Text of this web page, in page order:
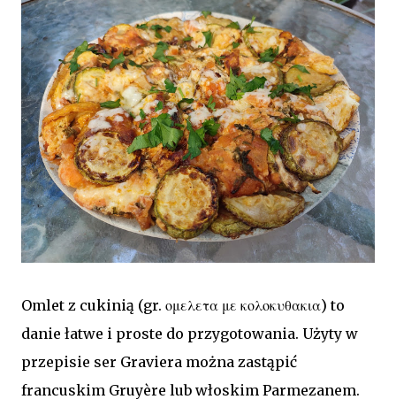
Omlet z cukinią (gr. ομελετα με κολοκυθακια) to
danie łatwe i proste do przygotowania. Użyty w
przepisie ser Graviera można zastąpić
francuskim Gruyère lub włoskim Parmezanem.